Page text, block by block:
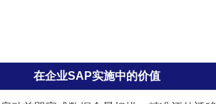
在企业SAP实施中的价值